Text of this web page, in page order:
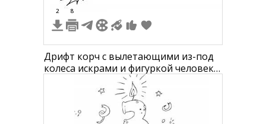
2 8
Дрифт корч с вылетающими из-под
колеса искрами и фигуркой человека